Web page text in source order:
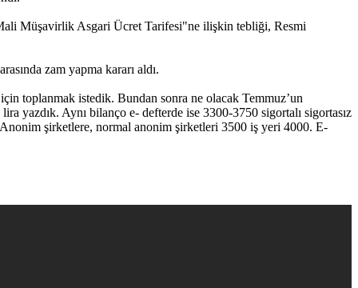
Müşavirlik Asgari Ücret Tarifesi"ne ilişkin tebliği, Resmi
zam yapma kararı aldı.
toplanmak istedik. Bundan sonra ne olacak Temmuz’un
yazdık. Aynı bilanço e- defterde ise 3300-3750 sigortalı sigortasız
şirketlere, normal anonim şirketleri 3500 iş yeri 4000. E-